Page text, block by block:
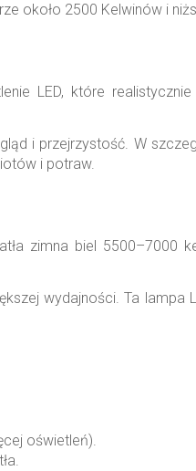
około 2500 Kelwinów i
LED, które realistycznie
i przejrzystość. W
i potraw.
zimna biel 5500–7000
wydajności. Ta lampa
oświetleń).